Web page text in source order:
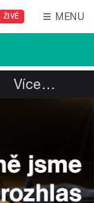
ŽIVĚ MENU
Více…